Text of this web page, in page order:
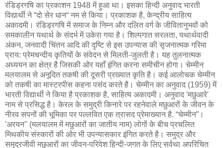
रंडिड्रगषि का प्रकाशन 1948 में हुआ था। इसका हिन्दी अनुवाद भारती
विद्यार्थी ने “दो सेर धान“ नम से किया। प्रकाशक है, केन्द्रीय साहित्य
अकादमी। रंडिड्रगषि में समाज के निम्न और दलित वर्ग के जीवितानुभवों को
समकालीन यथार्थ के संदर्भ में उकेरा गया है। शिल्पगात सरलता, यथार्थवादी
अंकन, जनवादी चिंतन आदि की दृष्टि से इस उपन्यास की सृजनात्मक गरिमा
प्राय: प्रेमचन्दीय कृतियों के संवेदन से मिलती-जुलती है। यह तुलनात्मक
अध्ययन का क्षेत्र है जिसकी ओर यहाँ इंगित करना समीचीन होगा। चेम्मीन
मलयालम से अनूदित तकषी की दूसरी प्रख्यात कृति है। कई आलोचक चेम्मीन
को तकषी का मास्टरपीस कहना पसंद करते है। चेम्मीन का अनुवाद (1959) में
भारती विद्यार्थी ने किया है प्रकाशक है, साहित्य अकादमी। अनुवाद 'मछुआरे'
नाम से प्रसिद्ध है। केरल के समुद्री किनारे पर रहनेवाले मछुआरों के जीवन के
नीरव सपनों की भूमिका पर पल्लवित एक त्रासद प्रेमाख्यान है. “चेम्मीन”।
'अरयन" (मलयालम में मछुआरों का जातीय नाम) लोगों के बीच प्रचलित
मिथकीय संस्कारों की ओर भी उपन्यासकार इंगित करते है। समुद्र और
समुद्रजीवी मछुआरों का जीवन-परिवेश हिन्दी-जगत के लिए सर्वथा अपरिचित